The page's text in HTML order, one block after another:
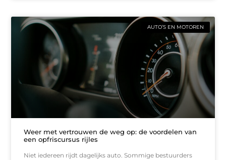
AUTO’S EN MOTOREN
Weer met vertrouwen de weg op: de voordelen van
een opfriscursus rijles
Niet iedereen rijdt dagelijks auto. Sommige bestuurders